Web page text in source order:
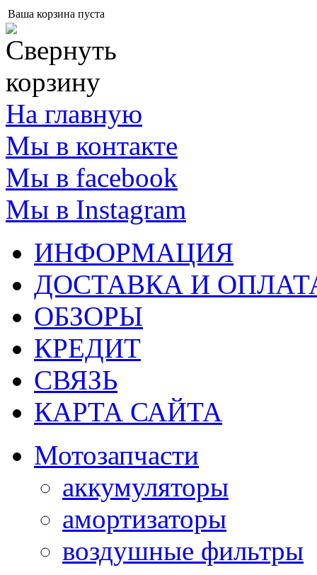
Ваша корзина пуста
На главную
Мы в контакте
Мы в facebook
Мы в Instagram
ИНФОРМАЦИЯ
ДОСТАВКА И
ОБЗОРЫ
КРЕДИТ
СВЯЗЬ
КАРТА САЙТА
Мотозапчасти
аккумуляторы
амортизаторы
воздушные фильтры